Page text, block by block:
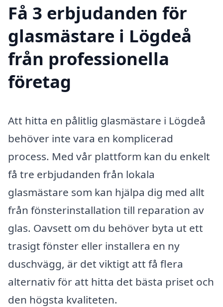
Få 3 erbjudanden för
glasmästare i Lögdeå
från professionella
företag
Att hitta en pålitlig glasmästare i Lögdeå
behöver inte vara en komplicerad
process. Med vår plattform kan du enkelt
få tre erbjudanden från lokala
glasmästare som kan hjälpa dig med allt
från fönsterinstallation till reparation av
glas. Oavsett om du behöver byta ut ett
trasigt fönster eller installera en ny
duschvägg, är det viktigt att få flera
alternativ för att hitta det bästa priset och
den högsta kvaliteten.